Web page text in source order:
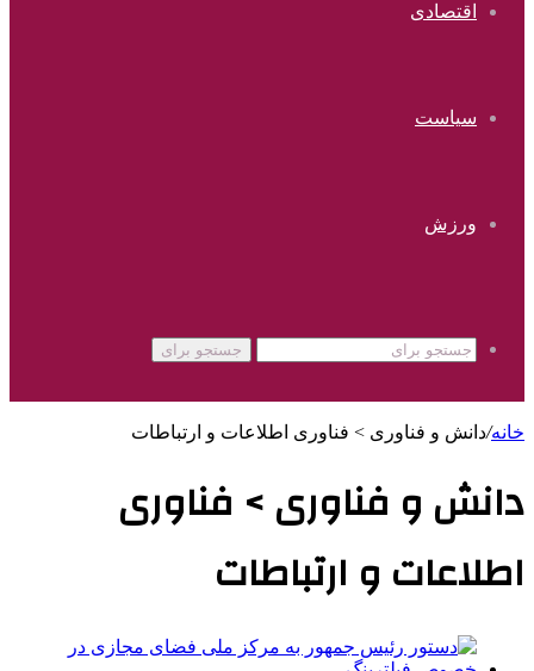
اقتصادی
سیاست
ورزش
جستجو برای
خانه/دانش و فناوری > فناوری اطلاعات و ارتباطات
دانش و فناوری > فناوری
اطلاعات و ارتباطات